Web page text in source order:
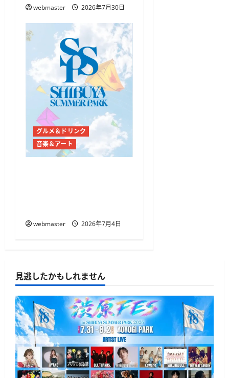
webmaster 2026年7月30日
グルメ＆ドリンク
音楽＆アート
webmaster 2026年7月4日
見逃したかもしれません